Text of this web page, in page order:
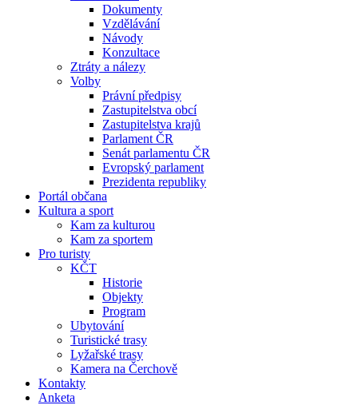
Dokumenty
Vzdělávání
Návody
Konzultace
Ztráty a nálezy
Volby
Právní předpisy
Zastupitelstva obcí
Zastupitelstva krajů
Parlament ČR
Senát parlamentu ČR
Evropský parlament
Prezidenta republiky
Portál občana
Kultura a sport
Kam za kulturou
Kam za sportem
Pro turisty
KČT
Historie
Objekty
Program
Ubytování
Turistické trasy
Lyžařské trasy
Kamera na Čerchově
Kontakty
Anketa